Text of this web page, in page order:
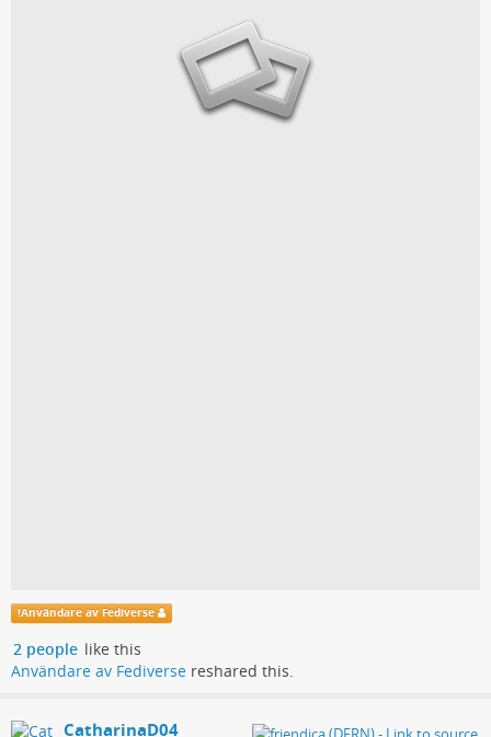
!Användare av Fediverse
2 people like this
Användare av Fediverse reshared this.
CatharinaD04